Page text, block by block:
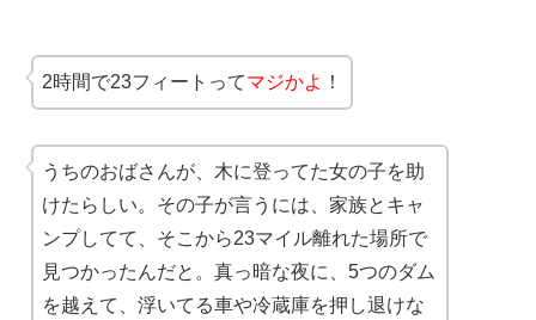
2時間で23フィートってマジかよ ！
うちのおばさんが、木に登ってた女の子を助
けたらしい。その子が言うには、家族とキャ
ンプしてて、そこから23マイル離れた場所で
見つかったんだと。真っ暗な夜に、5つのダム
を越えて、浮いてる車や冷蔵庫を押し退けな